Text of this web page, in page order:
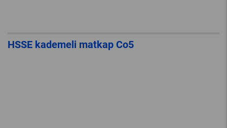
HSSE kademeli matkap Co5